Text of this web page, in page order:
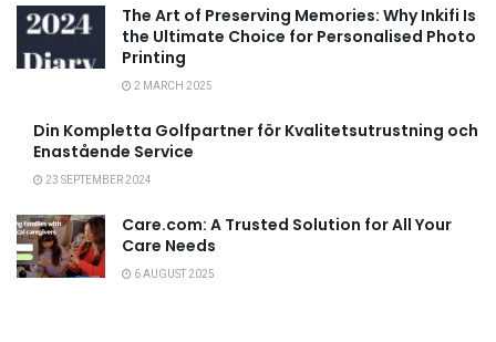
The Art of Preserving Memories: Why Inkifi Is
the Ultimate Choice for Personalised Photo
Printing
2 MARCH 2025
Din Kompletta Golfpartner för Kvalitetsutrustning och
Enastående Service
23 SEPTEMBER 2024
Care.com: A Trusted Solution for All Your
Care Needs
6 AUGUST 2025